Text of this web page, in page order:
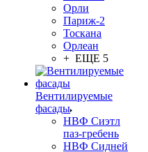
Орли
Париж-2
Тоскана
Орлеан
+ ЕЩЕ 5
Вентилируемые
фасады
НВФ Сиэтл
паз-гребень
НВФ Сидней